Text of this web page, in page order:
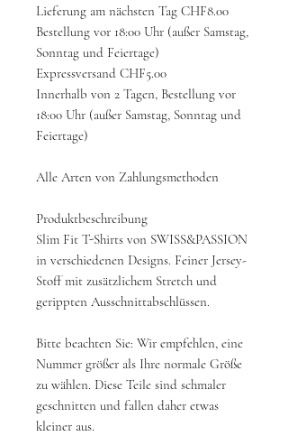
Lieferung am nächsten Tag CHF8.00
Bestellung vor 18:00 Uhr (außer Samstag,
Sonntag und Feiertage)
Expressversand CHF5.00
Innerhalb von 2 Tagen, Bestellung vor
18:00 Uhr (außer Samstag, Sonntag und
Feiertage)
Alle Arten von Zahlungsmethoden
Produktbeschreibung
Slim Fit T-Shirts von SWISS&PASSION
in verschiedenen Designs. Feiner Jersey-
Stoff mit zusätzlichem Stretch und
gerippten Ausschnittabschlüssen.
Bitte beachten Sie: Wir empfehlen, eine
Nummer größer als Ihre normale Größe
zu wählen. Diese Teile sind schmaler
geschnitten und fallen daher etwas
kleiner aus.